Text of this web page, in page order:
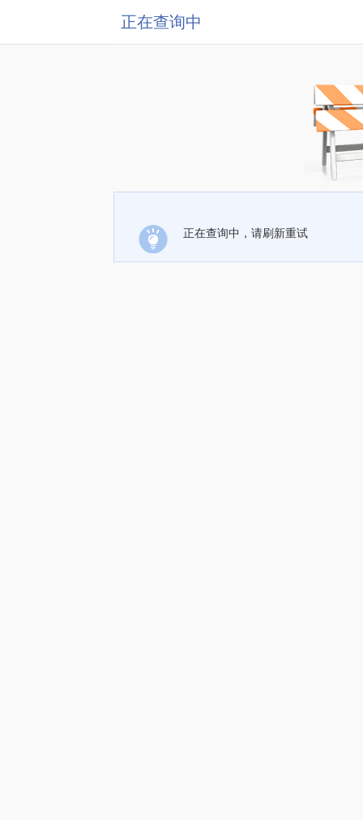
正在查询中
正在查询中，请刷新重试